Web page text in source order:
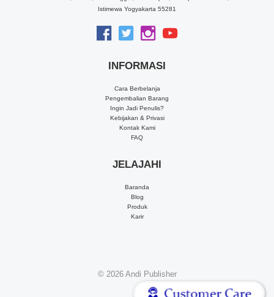
Istimewa Yogyakarta 55281
INFORMASI
Cara Berbelanja
Pengembalian Barang
Ingin Jadi Penulis?
Kebijakan & Privasi
Kontak Kami
FAQ
JELAJAHI
Baranda
Blog
Produk
Karir
© 2026 Andi Publisher